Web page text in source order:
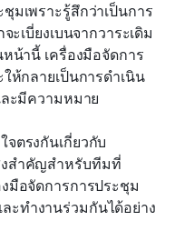
เพราะรู้สึกว่าเป็นการ
เบี่ยงเบนจากวาระเดิม
น้านี้ เครื่องมือจัดการ
ห้กลายเป็นการดำเนิน
ะมีความหมาย
ตรงกันเกี่ยวกับ
งสำคัญสำหรับทีมที่
มือจัดการการประชุม
ทำงานร่วมกันได้อย่าง